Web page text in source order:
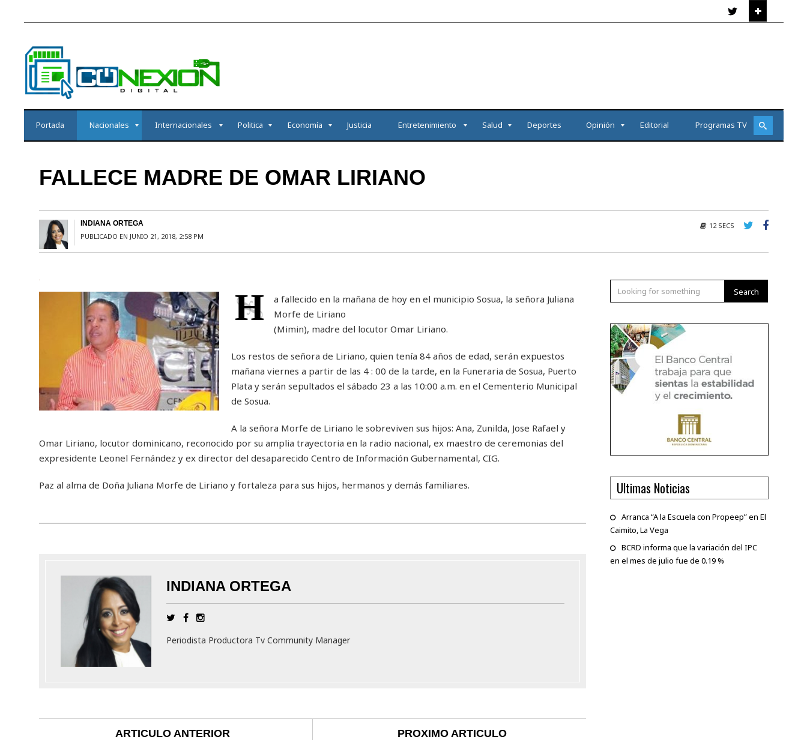
Portada Nacionales Internacionales Politica Economía Justicia Entretenimiento Salud Deportes Opinión Editorial Programas TV
FALLECE MADRE DE OMAR LIRIANO
INDIANA ORTEGA
PUBLICADO EN JUNIO 21, 2018, 2:58 PM
12 SECS
H
a fallecido en la mañana de hoy en el municipio Sosua, la señora Juliana
Morfe de Liriano
(Mimin), madre del locutor Omar Liriano.
Los restos de señora de Liriano, quien tenía 84 años de edad, serán expuestos
mañana viernes a partir de las 4 : 00 de la tarde, en la Funeraria de Sosua, Puerto
Plata y serán sepultados el sábado 23 a las 10:00 a.m. en el Cementerio Municipal
de Sosua.
A la señora Morfe de Liriano le sobreviven sus hijos: Ana, Zunilda, Jose Rafael y
Omar Liriano, locutor dominicano, reconocido por su amplia trayectoria en la radio nacional, ex maestro de ceremonias del
expresidente Leonel Fernández y ex director del desaparecido Centro de Información Gubernamental, CIG.
Paz al alma de Doña Juliana Morfe de Liriano y fortaleza para sus hijos, hermanos y demás familiares.
INDIANA ORTEGA
Periodista Productora Tv Community Manager
ARTICULO ANTERIOR PROXIMO ARTICULO
Search
Ultimas Noticias
Arranca “A la Escuela con Propeep” en El
Caimito, La Vega
BCRD informa que la variación del IPC
en el mes de julio fue de 0.19 %